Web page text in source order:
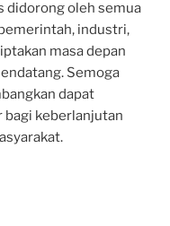
didorong oleh semua
industri,
masa depan
Semoga
dapat
bagi keberlanjutan